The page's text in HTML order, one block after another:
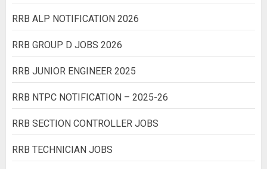
RRB ALP NOTIFICATION 2026
RRB GROUP D JOBS 2026
RRB JUNIOR ENGINEER 2025
RRB NTPC NOTIFICATION – 2025-26
RRB SECTION CONTROLLER JOBS
RRB TECHNICIAN JOBS